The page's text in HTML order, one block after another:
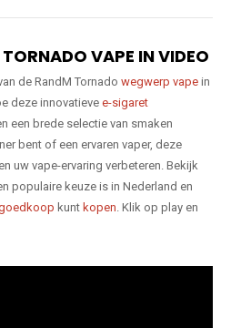
VAPE IN VIDEO
de RandM Tornado wegwerp vape in
deze innovatieve e-sigaret
een brede selectie van smaken
bent of een ervaren vaper, deze
uw vape-ervaring verbeteren. Bekijk
populaire keuze is in Nederland en
kunt kopen. Klik op play en